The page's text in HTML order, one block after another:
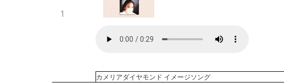
1
カメリアダイヤモンド イメージソング